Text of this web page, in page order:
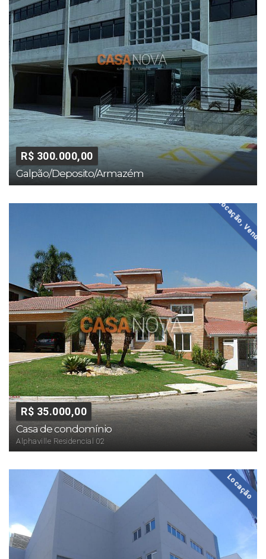
R$ 300.000,00
Galpão/Deposito/Armazém
Locação, Venda
R$ 35.000,00
Casa de condomínio
Alphaville Residencial 02
Locação